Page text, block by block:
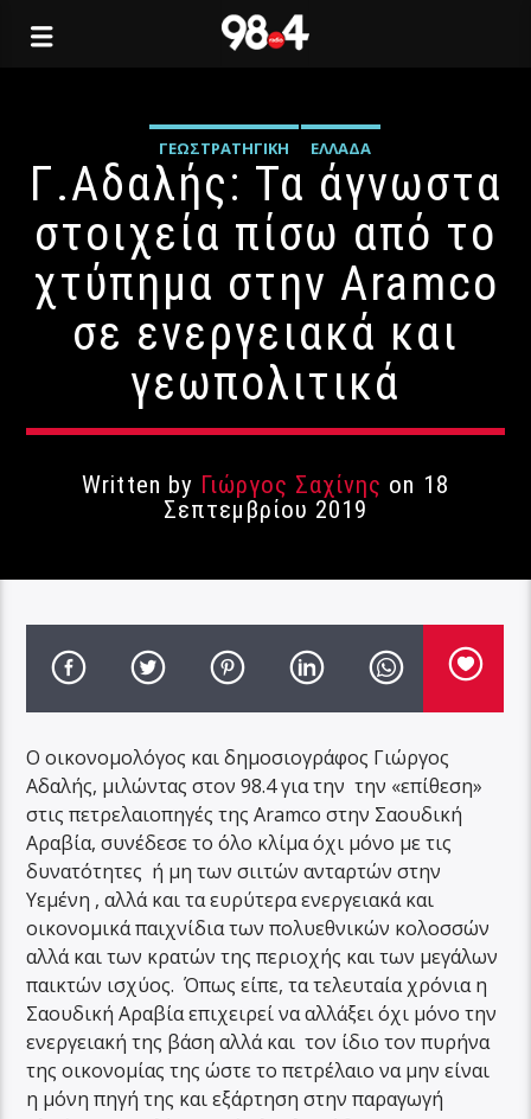
ΓΕΩΣΤΡΑΤΗΓΙΚΉ ΕΛΛΆΔΑ
Γ.Αδαλής: Τα άγνωστα
στοιχεία πίσω από το
χτύπημα στην Aramco
σε ενεργειακά και
γεωπολιτικά
Written by Γιώργος Σαχίνης on 18
Σεπτεμβρίου 2019
Ο οικονομολόγος και δημοσιογράφος Γιώργος
Αδαλής, μιλώντας στον 98.4 για την την «επίθεση»
στις πετρελαιοπηγές της Aramco στην Σαουδική
Αραβία, συνέδεσε το όλο κλίμα όχι μόνο με τις
δυνατότητες ή μη των σιιτών ανταρτών στην
Υεμένη , αλλά και τα ευρύτερα ενεργειακά και
οικονομικά παιχνίδια των πολυεθνικών κολοσσών
αλλά και των κρατών της περιοχής και των μεγάλων
παικτών ισχύος. Όπως είπε, τα τελευταία χρόνια η
Σαουδική Αραβία επιχειρεί να αλλάξει όχι μόνο την
ενεργειακή της βάση αλλά και τον ίδιο τον πυρήνα
της οικονομίας της ώστε το πετρέλαιο να μην είναι
η μόνη πηγή της και εξάρτηση στην παραγωγή